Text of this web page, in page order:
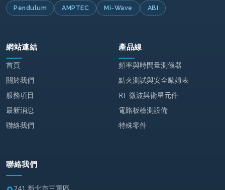
Pendulum AMPTEC Mi-Wave ABI
網站連結
首頁
關於我們
服務項目
最新消息
聯絡我們
產品線
頻率與時間量測儀器
點火測試與安全歐姆表
RF 微波與衛星元件
電路板檢測設備
特殊零件
聯絡我們